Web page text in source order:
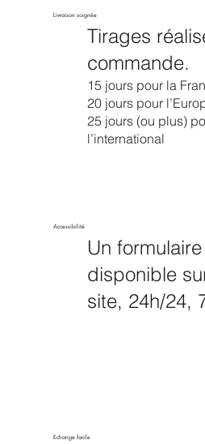
Livraison soignée
Tirages
commande.
15 jours pour la
20 jours pour
25 jours (ou plus)
l’international
Accessibilité
Un
disponible
site, 24h/24,
Echange facile